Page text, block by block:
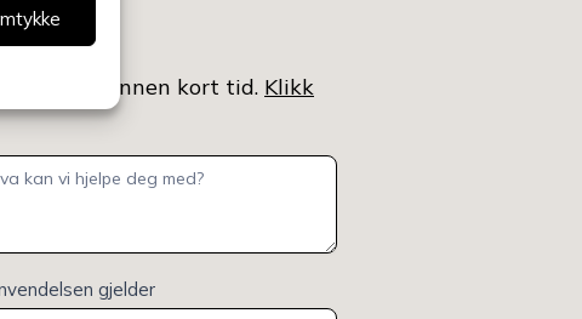
kontaktet innen kort tid. Klikk
gjelder